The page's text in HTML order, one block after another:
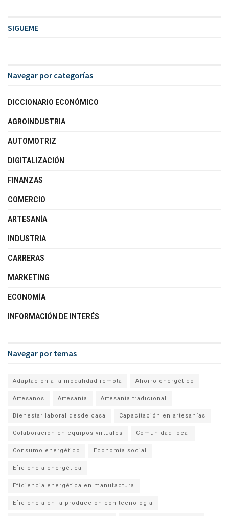
SIGUEME
Navegar por categorías
DICCIONARIO ECONÓMICO
AGROINDUSTRIA
AUTOMOTRIZ
DIGITALIZACIÓN
FINANZAS
COMERCIO
ARTESANÍA
INDUSTRIA
CARRERAS
MARKETING
ECONOMÍA
INFORMACIÓN DE INTERÉS
Navegar por temas
Adaptación a la modalidad remota Ahorro energético
Artesanos Artesanía Artesanía tradicional
Bienestar laboral desde casa Capacitación en artesanías
Colaboración en equipos virtuales Comunidad local
Consumo energético Economía social
Eficiencia energética
Eficiencia energética en manufactura
Eficiencia en la producción con tecnología